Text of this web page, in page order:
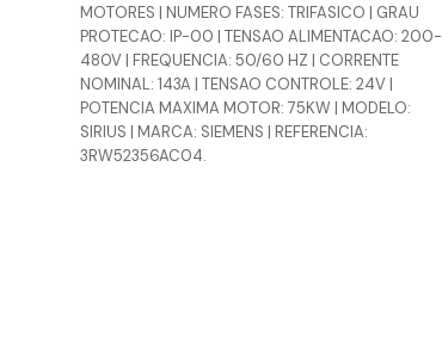
MOTORES | NUMERO FASES: TRIFASICO | GRAU
PROTECAO: IP-00 | TENSAO ALIMENTACAO: 200-
480V | FREQUENCIA: 50/60 HZ | CORRENTE
NOMINAL: 143A | TENSAO CONTROLE: 24V |
POTENCIA MAXIMA MOTOR: 75KW | MODELO:
SIRIUS | MARCA: SIEMENS | REFERENCIA:
3RW52356AC04.